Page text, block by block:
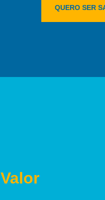
QUERO SER
Valor